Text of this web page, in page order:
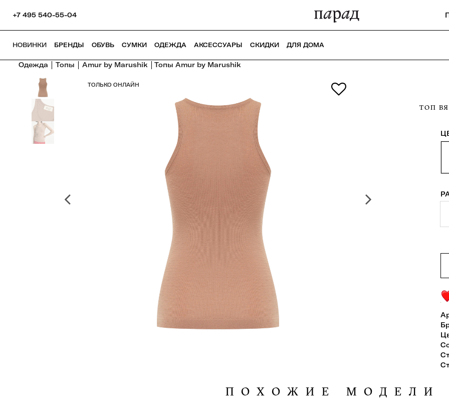
+7 495 540-55-04
НОВИНКИ БРЕНДЫ ОБУВЬ СУМКИ ОДЕЖДА АКСЕССУАРЫ СКИДКИ ДЛЯ ДОМА
Одежда Топы Amur by Marushik Топы Amur by Marushik
ТОЛЬКО ОНЛАЙН
ТОП
ПОХОЖИЕ МОДЕЛИ